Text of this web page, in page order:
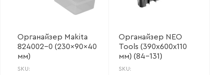
Органайзер Makita
824002-0 (230x90x40
мм)
SKU:
Органайзер NEO
Tools (390х600х110
мм) (84-131)
SKU: